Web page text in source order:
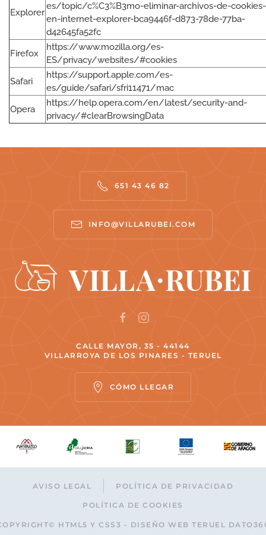
Explorer
es/topic/c%C3%B3mo-eliminar-archivos-de-cookies-
en-internet-explorer-bca9446f-d873-78de-77ba-
d42645fa52fc
Firefox
https://www.mozilla.org/es-
ES/privacy/websites/#cookies
Safari
https://support.apple.com/es-
es/guide/safari/sfri11471/mac
Opera
https://help.opera.com/en/latest/security-and-
privacy/#clearBrowsingData
651 43 46 82
INFO@VILLARUBEI.COM
CALLE MAYOR, 35 - 44144
VILLARROYA DE LOS PINARES - TERUEL
CÓMO LLEGAR
AVISO LEGAL POLÍTICA DE PRIVACIDAD
POLÍTICA DE COOKIES
HTML5 Y CSS3 - DISEÑO WEB TERUEL